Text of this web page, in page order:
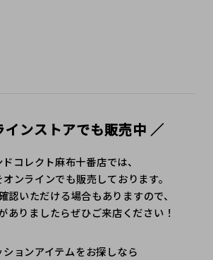
インストアでも販売中 ／
コレクト麻布十番店では、
ンラインでも販売しております。
認いただける場合もありますので、
ありましたらぜひご来店ください！
ションアイテムをお探しなら